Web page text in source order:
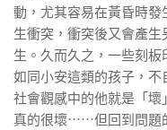
動，尤其容易在黃昏時
生衝突，衝突後又會產
生。久而久之，一些刻
如同小安這類的孩子，不
社會觀感中的他就是「
真的很壞⋯⋯但回到問題